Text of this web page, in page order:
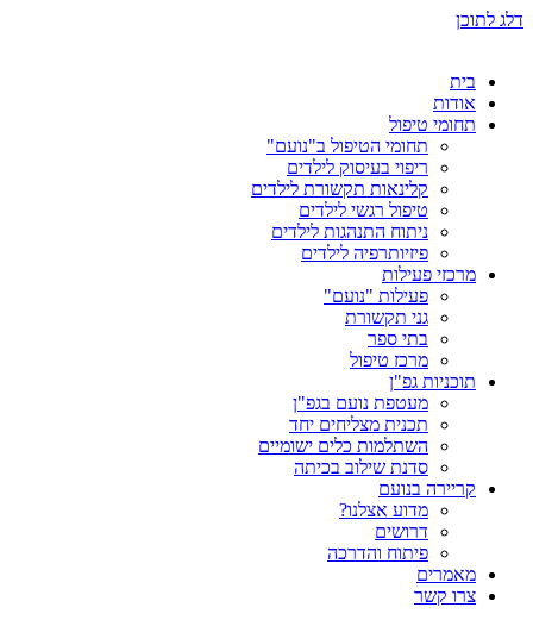
דלג לתוכן
בית
אודות
תחומי טיפול
תחומי הטיפול ב"נועם"
ריפוי בעיסוק לילדים
קלינאות תקשורת לילדים
טיפול רגשי לילדים
ניתוח התנהגות לילדים
פיזיותרפיה לילדים
מרכזי פעילות
פעילות "נועם"
גני תקשורת
בתי ספר
מרכז טיפול
תוכניות גפ"ן
מעטפת נועם בגפ"ן
תכנית מצליחים יחד
השתלמות כלים ישומיים
סדנת שילוב בכיתה
קריירה בנועם
מדוע אצלנו?
דרושים
פיתוח והדרכה
מאמרים
צרו קשר